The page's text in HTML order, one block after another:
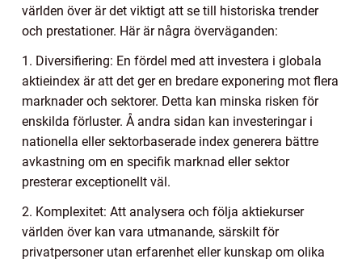
världen över är det viktigt att se till historiska trender
och prestationer. Här är några överväganden:
1. Diversifiering: En fördel med att investera i globala
aktieindex är att det ger en bredare exponering mot flera
marknader och sektorer. Detta kan minska risken för
enskilda förluster. Å andra sidan kan investeringar i
nationella eller sektorbaserade index generera bättre
avkastning om en specifik marknad eller sektor
presterar exceptionellt väl.
2. Komplexitet: Att analysera och följa aktiekurser
världen över kan vara utmanande, särskilt för
privatpersoner utan erfarenhet eller kunskap om olika